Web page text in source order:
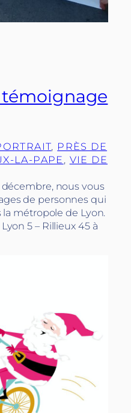
témoignage
, PRÈS DE
LA-PAPE , VIE DE
nous vous
de personnes qui
métropole de Lyon.
5 – Rillieux 45 à